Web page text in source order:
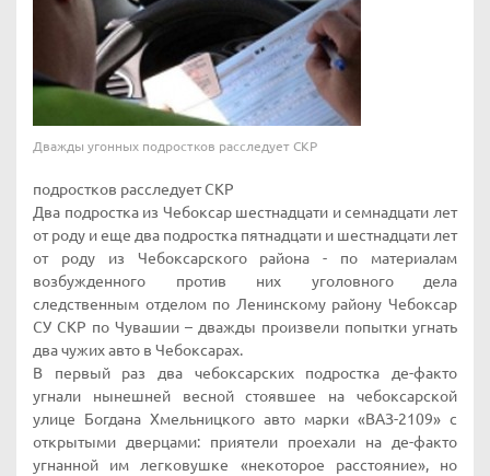
Дважды угонных подростков расследует СКР
подростков расследует СКР
Два подростка из Чебоксар шестнадцати и семнадцати лет
от роду и еще два подростка пятнадцати и шестнадцати лет
от роду из Чебоксарского района - по материалам
возбужденного против них уголовного дела
следственным отделом по Ленинскому району Чебоксар
СУ СКР по Чувашии – дважды произвели попытки угнать
два чужих авто в Чебоксарах.
В первый раз два чебоксарских подростка де-факто
угнали нынешней весной стоявшее на чебоксарской
улице Богдана Хмельницкого авто марки «ВАЗ-2109» с
открытыми дверцами: приятели проехали на де-факто
угнанной им легковушке «некоторое расстояние», но